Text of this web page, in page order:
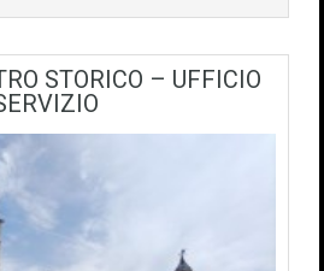
STORICO – UFFICIO